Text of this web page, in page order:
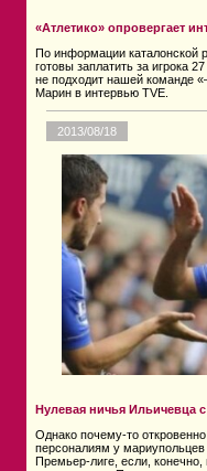
«Атлетико» опровергает
По информации каталонской
готовы заплатить за игрока
не подходит нашей команде
Марин в интервью TVE.
2013/08/18
Нулевая ничья Ильичевца
Однако почему-то
персоналиям у
Премьер-лиге, если,